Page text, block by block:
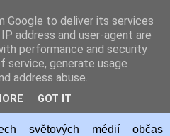
světových médií občas
Google to deliver its services
address and user-agent are
performance and security
service, generate usage
address abuse.
GOT IT